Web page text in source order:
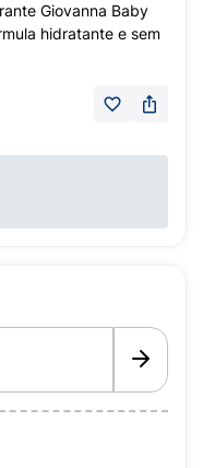
Giovanna Baby
hidratante e sem